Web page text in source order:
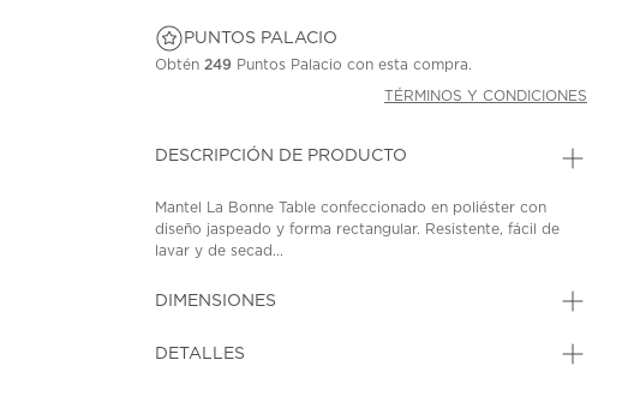
PUNTOS PALACIO
Obtén 249 Puntos Palacio con esta compra.
TÉRMINOS Y CONDICIONES
DESCRIPCIÓN DE PRODUCTO
Mantel La Bonne Table confeccionado en poliéster con
diseño jaspeado y forma rectangular. Resistente, fácil de
lavar y de secad...
DIMENSIONES
DETALLES